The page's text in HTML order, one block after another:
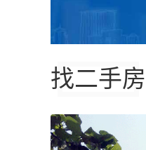
找二手房